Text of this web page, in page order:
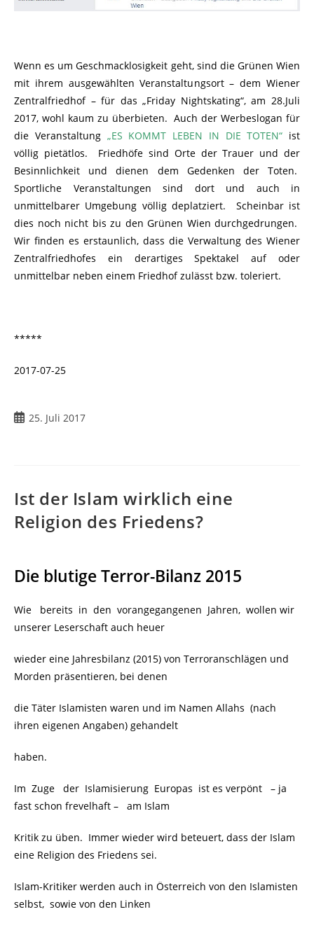
Wenn es um Geschmacklosigkeit geht, sind die Grünen Wien
mit ihrem ausgewählten Veranstaltungsort – dem Wiener
Zentralfriedhof – für das „Friday Nightskating“, am 28.Juli
2017, wohl kaum zu überbieten. Auch der Werbeslogan für
die Veranstaltung „ES KOMMT LEBEN IN DIE TOTEN“ ist
völlig pietätlos. Friedhöfe sind Orte der Trauer und der
Besinnlichkeit und dienen dem Gedenken der Toten.
Sportliche Veranstaltungen sind dort und auch in
unmittelbarer Umgebung völlig deplatziert. Scheinbar ist
dies noch nicht bis zu den Grünen Wien durchgedrungen.
Wir finden es erstaunlich, dass die Verwaltung des Wiener
Zentralfriedhofes ein derartiges Spektakel auf oder
unmittelbar neben einem Friedhof zulässt bzw. toleriert.
*****
2017-07-25
25. Juli 2017
Ist der Islam wirklich eine
Religion des Friedens?
Die blutige Terror-Bilanz 2015
Wie bereits in den vorangegangenen Jahren, wollen wir
unserer Leserschaft auch heuer
wieder eine Jahresbilanz (2015) von Terroranschlägen und
Morden präsentieren, bei denen
die Täter Islamisten waren und im Namen Allahs (nach
ihren eigenen Angaben) gehandelt
haben.
Im Zuge der Islamisierung Europas ist es verpönt
– ja
fast schon frevelhaft –
am Islam
Kritik zu üben. Immer wieder wird beteuert, dass der Islam
eine Religion des Friedens sei.
Islam-Kritiker werden auch in Österreich von den Islamisten
selbst, sowie von den Linken